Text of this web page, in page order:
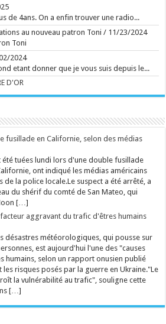
de 4ans. On a enfin trouver une radio...
au nouveau patron Toni / 11/23/2024
Toni
2024
etant donner que je vous suis depuis le...
D'OR
fusillade en Californie, selon des médias
été tuées lundi lors d'une double fusillade
ont indiqué les médias américains
de la police locale.Le suspect a été arrêté, a
du shérif du comté de San Mateo, qui
[…]
aggravant du trafic d'êtres humains
désastres météorologiques, qui pousse sur
est aujourd'hui l'une des "causes
humains, selon un rapport onusien publié
risques posés par la guerre en Ukraine."Le
la vulnérabilité au trafic", souligne cette
[…]